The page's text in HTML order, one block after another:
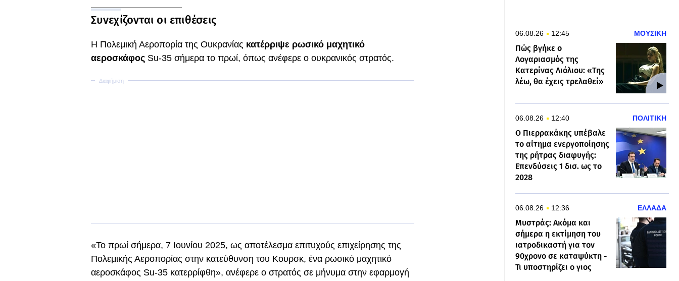
Συνεχίζονται οι επιθέσεις
Η Πολεμική Αεροπορία της Ουκρανίας κατέρριψε ρωσικό μαχητικό
αεροσκάφος Su-35 σήμερα το πρωί, όπως ανέφερε ο ουκρανικός στρατός.
«Το πρωί σήμερα, 7 Ιουνίου 2025, ως αποτέλεσμα επιτυχούς επιχείρησης της
Πολεμικής Αεροπορίας στην κατεύθυνση του Κουρσκ, ένα ρωσικό μαχητικό
αεροσκάφος Su-35 κατερρίφθη», ανέφερε ο στρατός σε μήνυμα στην εφαρμογή
06.08.26 12:45 ΜΟΥΣΙΚΗ
Πώς βγήκε ο
Λογαριασμός της
Κατερίνας Λιόλιου: «Της
λέω, θα έχεις τρελαθεί»
06.08.26 12:40 ΠΟΛΙΤΙΚΗ
Ο Πιερρακάκης υπέβαλε
το αίτημα ενεργοποίησης
της ρήτρας διαφυγής:
Επενδύσεις 1 δισ. ως το
2028
06.08.26 12:36 ΕΛΛΑΔΑ
Μυστράς: Ακόμα και
σήμερα η εκτίμηση του
ιατροδικαστή για τον
90χρονο σε καταψύκτη -
Τι υποστηρίζει ο γιος